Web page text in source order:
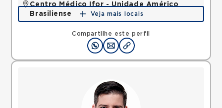
Compartilhe este perfil
Centro Médico Ifor - Unidade Américo
Brasiliense
Rua Americo Brasiliense, Centro, Sao Bernardo do
Campo, SP, 09715021 •
Mapa
Veja mais locais